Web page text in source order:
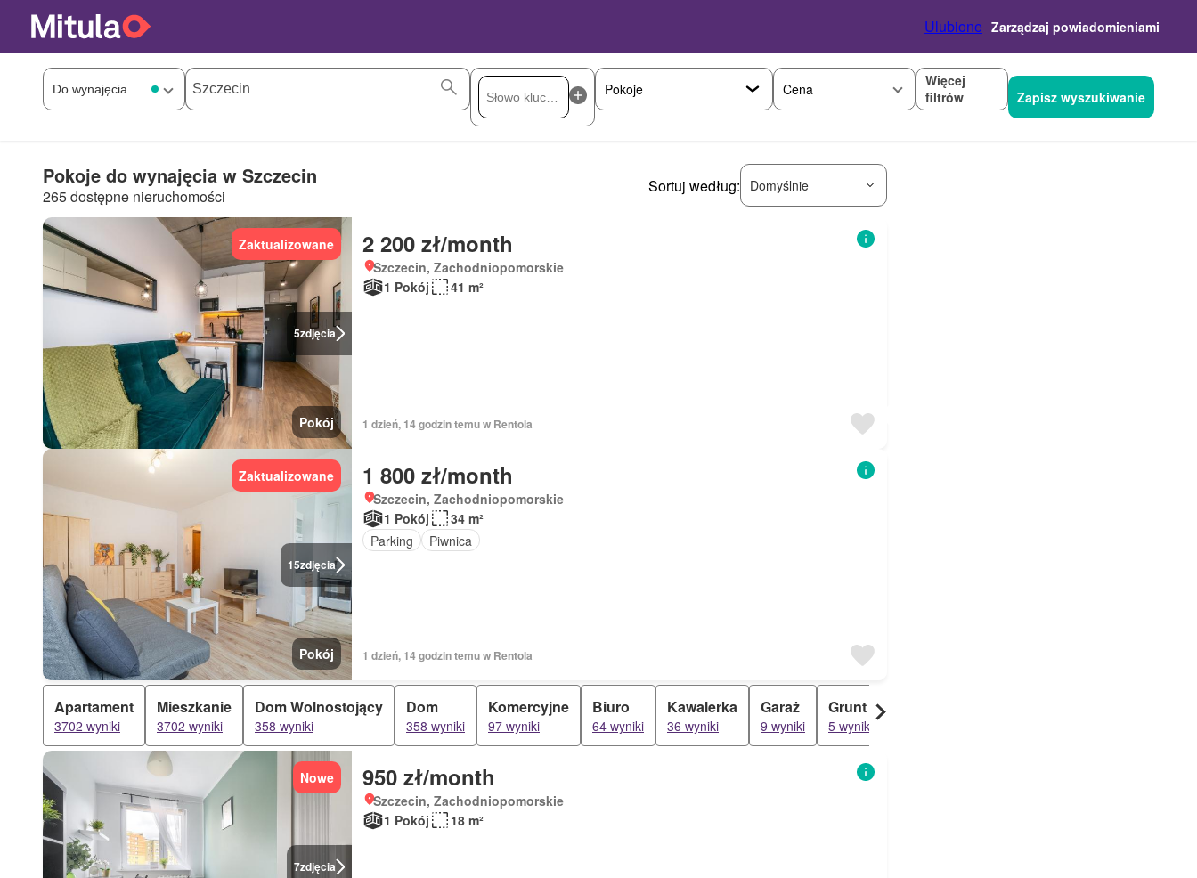
Ulubione Zarządzaj powiadomieniami
Cena
Więcej
filtrów
Zapisz wyszukiwanie
Pokoje do wynajęcia w Szczecin
265 dostępne nieruchomości
Sortuj według: Domyślnie
5zdjęcia
Zaktualizowane
Pokój
2 200 zł/month
Szczecin, Zachodniopomorskie
1 Pokój
41 m²
1 dzień, 14 godzin temu w Rentola
15zdjęcia
Zaktualizowane
Pokój
1 800 zł/month
Szczecin, Zachodniopomorskie
1 Pokój
34 m²
Parking
Piwnica
1 dzień, 14 godzin temu w Rentola
Apartament
3702 wyniki
Mieszkanie
3702 wyniki
Dom Wolnostojący
358 wyniki
Dom
358 wyniki
Komercyjne
97 wyniki
Biuro
64 wyniki
Kawalerka
36 wyniki
Garaż
9 wyniki
Grunt
5 wyniki
7zdjęcia
Nowe 950 zł/month
Szczecin, Zachodniopomorskie
1 Pokój
18 m²